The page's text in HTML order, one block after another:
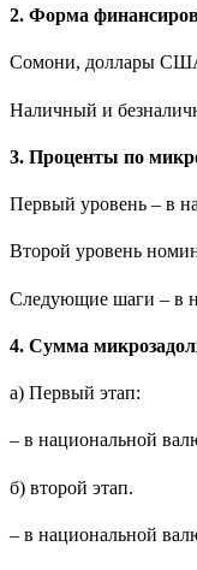
2. Форма
Сомони, доллары
Наличный и
3. Проценты по
Первый уровень – в
Второй уровень
Следующие шаги – в
4. Сумма
а) Первый этап:
– в национальной
б) второй этап.
– в национальной